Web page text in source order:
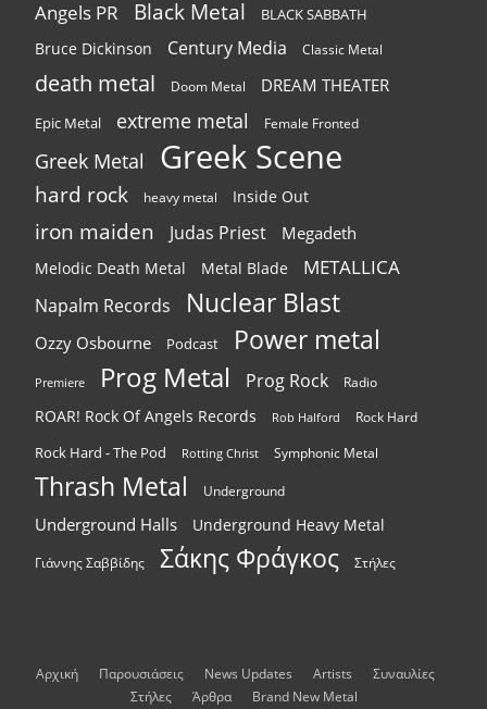
Angels PR Black Metal BLACK SABBATH
Bruce Dickinson Century Media Classic Metal
death metal Doom Metal DREAM THEATER
Epic Metal extreme metal Female Fronted
Greek Metal Greek Scene
hard rock heavy metal Inside Out
iron maiden Judas Priest Megadeth
Melodic Death Metal Metal Blade METALLICA
Napalm Records Nuclear Blast
Ozzy Osbourne Podcast Power metal
Premiere Prog Metal Prog Rock Radio
ROAR! Rock Of Angels Records Rob Halford Rock Hard
Rock Hard - The Pod Rotting Christ Symphonic Metal
Thrash Metal Underground
Underground Halls Underground Heavy Metal
Γιάννης Σαββίδης Σάκης Φράγκος Στήλες
Αρχική Παρουσιάσεις News Updates Artists
Συναυλίες
Στήλες
Άρθρα Brand New Metal